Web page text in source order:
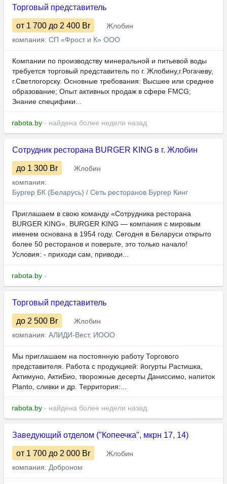
Торговый представитель
от 1 700 до 2 400 Br
Жлобин
компания: СП «Фрост и К» ООО
Компании по производству минеральной и питьевой воды
требуется торговый представитель по г. Жлобину,г.Рогачеву,
г.Светлогорску. Основные требования: Высшее или среднее
образование; Опыт активных продаж в сфере FMCG;
Знание специфики...
rabota.by - найдена более недели назад
Сотрудник ресторана BURGER KING в г. Жлобин
до 1 300 Br
Жлобин
компания:
Бургер БК (Беларусь) / Сеть ресторанов Бургер Кинг
Приглашаем в свою команду «Сотрудника ресторана
BURGER KING». BURGER KING — компания с мировым
именем основана в 1954 году. Сегодня в Беларуси открыто
более 50 ресторанов и поверьте, это только начало!
Условия: - приходи сам, приводи...
rabota.by -
Торговый представитель
до 2 500 Br
Жлобин
компания: АЛИДИ-Вест, ИООО
Мы приглашаем на постоянную работу Торгового
представителя. Работа с продукцией: йогурты Растишка,
Актимуно, АктиБио, творожные десерты Даниссимо, напиток
Planto, сливки и др. Территория:...
rabota.by - найдена более недели назад
Заведующий отделом ("Копеечка", мкрн 17, 14)
от 1 700 до 2 000 Br
Жлобин
компания: Доброном